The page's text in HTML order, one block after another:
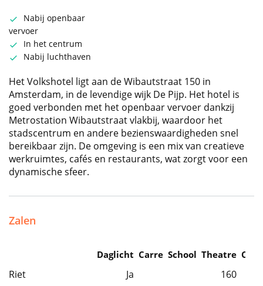
Nabij openbaar
vervoer
In het centrum
Nabij luchthaven
Het Volkshotel ligt aan de Wibautstraat 150 in
Amsterdam, in de levendige wijk De Pijp. Het hotel is
goed verbonden met het openbaar vervoer dankzij
Metrostation Wibautstraat vlakbij, waardoor het
stadscentrum en andere bezienswaardigheden snel
bereikbaar zijn. De omgeving is een mix van creatieve
werkruimtes, cafés en restaurants, wat zorgt voor een
dynamische sfeer.
Zalen
Daglicht Carre School Theatre
Riet Ja 160